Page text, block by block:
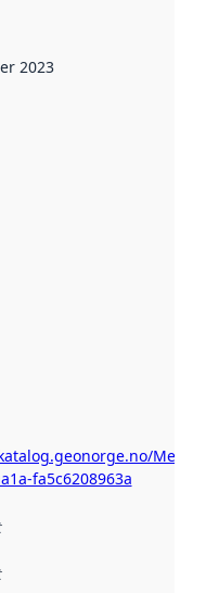
2023
fa5c6208963a